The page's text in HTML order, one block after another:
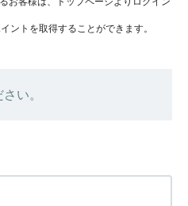
ントを取得することができます。
い。